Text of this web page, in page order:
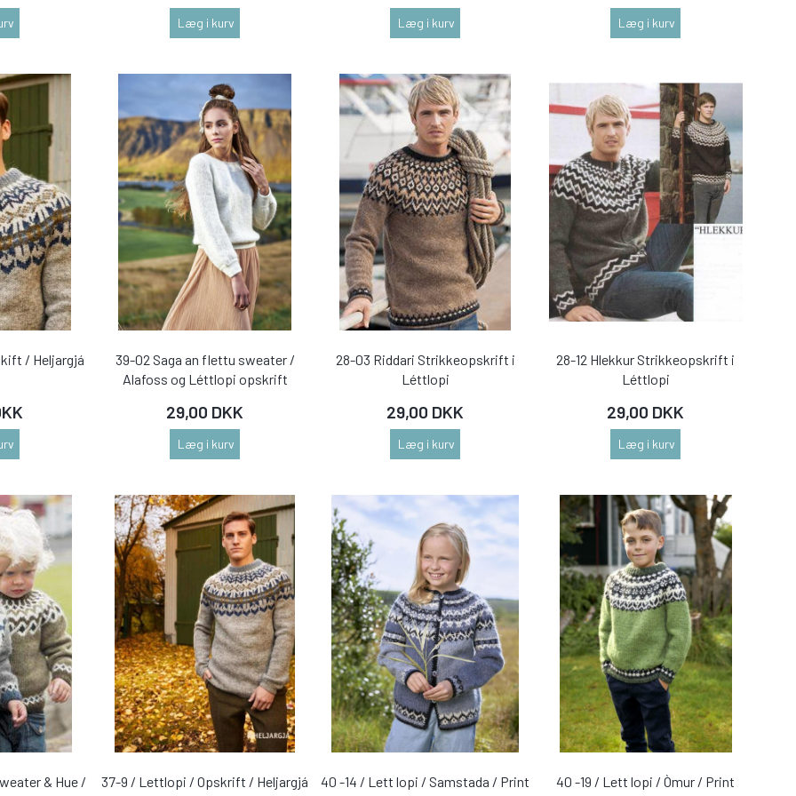
Læg i kurv Læg i kurv Læg i kurv
/ Heljargjá
39-02 Saga an flettu sweater /
Alafoss og Léttlopi opskrift
29,00 DKK
Læg i kurv
28-03 Riddari Strikkeopskrift i
Léttlopi
29,00 DKK
Læg i kurv
28-12 Hlekkur Strikkeopskrift i
Léttlopi
29,00 DKK
Læg i kurv
& Hue /
37-9 / Lettlopi / Opskrift / Heljargjá
40 -14 / Lett lopi / Samstada / Print
40 -19 / Lett lopi / Òmur / Print